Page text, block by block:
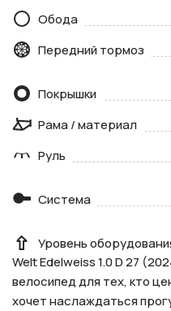
Обода
Передний тормоз
Покрышки
Рама / материал
Руль
Система
Уровень
Welt Edelweiss 1.0 D 27
велосипед для тех, кто
хочет наслаждаться